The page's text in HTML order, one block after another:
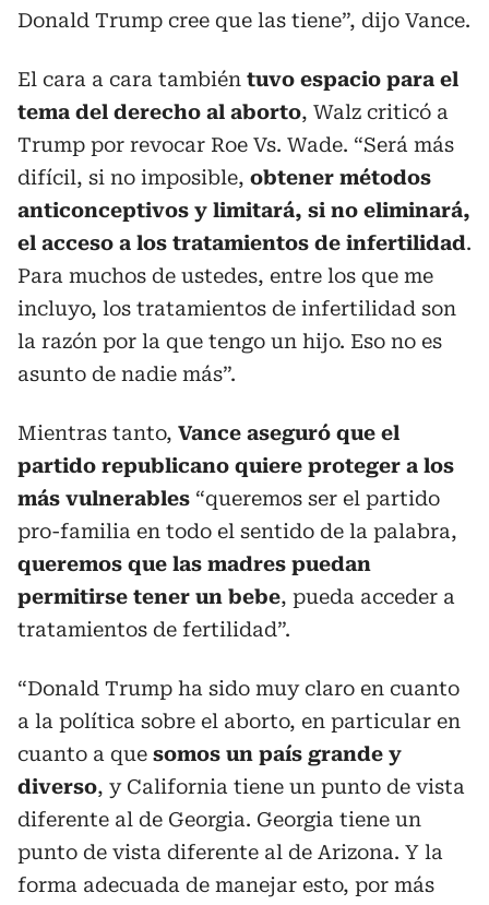
Donald Trump cree que las tiene”, dijo Vance.
El cara a cara también tuvo espacio para el
tema del derecho al aborto, Walz criticó a
Trump por revocar Roe Vs. Wade. “Será más
difícil, si no imposible, obtener métodos
anticonceptivos y limitará, si no eliminará,
el acceso a los tratamientos de infertilidad.
Para muchos de ustedes, entre los que me
incluyo, los tratamientos de infertilidad son
la razón por la que tengo un hijo. Eso no es
asunto de nadie más”.
Mientras tanto, Vance aseguró que el
partido republicano quiere proteger a los
más vulnerables “queremos ser el partido
pro-familia en todo el sentido de la palabra,
queremos que las madres puedan
permitirse tener un bebe, pueda acceder a
tratamientos de fertilidad”.
“Donald Trump ha sido muy claro en cuanto
a la política sobre el aborto, en particular en
cuanto a que somos un país grande y
diverso, y California tiene un punto de vista
diferente al de Georgia. Georgia tiene un
punto de vista diferente al de Arizona. Y la
forma adecuada de manejar esto, por más